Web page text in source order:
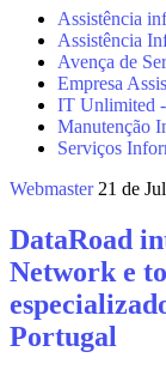
Assistência
Assistência
Avença de
Empresa
IT Unlimited
Manutenção
Serviços
Webmaster 21 de
DataRoad
Network e
Portugal